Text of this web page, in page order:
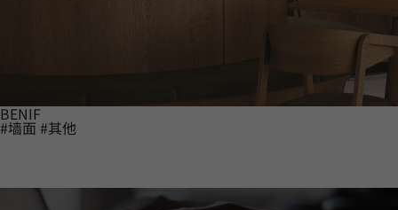
BENIF
#墙面 #其他